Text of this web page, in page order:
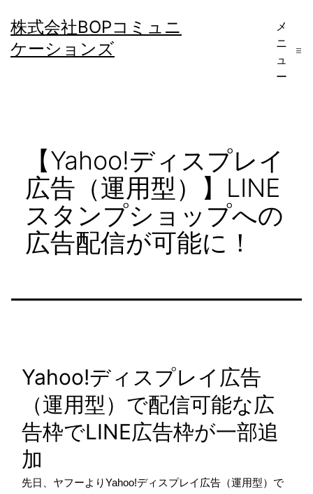
ン
テ
株式会社BOPコミュニ
ケーションズ
メ
ニ
ュ
ー
【Yahoo!ディスプレイ
広告（運用型）】LINE
スタンプショップへの
広告配信が可能に！
Yahoo!ディスプレイ広告
（運用型）で配信可能な広
告枠でLINE広告枠が一部追
加
先日、ヤフーよりYahoo!ディスプレイ広告（運用型）で